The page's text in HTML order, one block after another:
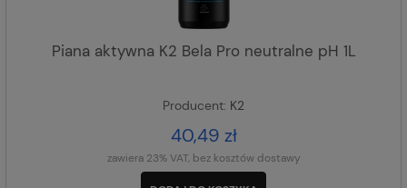
Piana aktywna K2 Bela Pro neutralne pH 1L
Producent: K2
40,49 zł
zawiera 23% VAT, bez kosztów dostawy